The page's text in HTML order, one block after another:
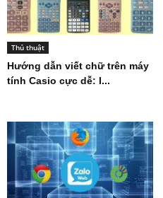
Thủ thuật
Hướng dẫn viết chữ trên máy
tính Casio cực dễ: I...